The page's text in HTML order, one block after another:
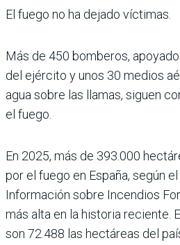
El fuego no ha dejado víctimas.
Más de 450 bomberos,
del ejército y unos 30 medios
agua sobre las llamas, siguen
el fuego.
En 2025, más de 393.000
por el fuego en España, según
Información sobre Incendios
más alta en la historia reciente.
son 72.488 las hectáreas del